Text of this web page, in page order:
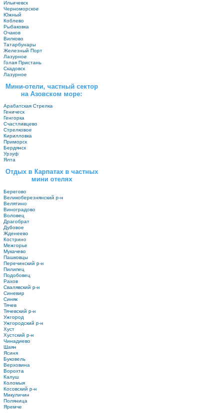
Ильичевск
Черноморское
Южный
Коблево
Рыбаковка
Очаков
Вилково
Татарбунары
Железный Порт
Лазурное
Голая Пристань
Скадовск
Лазурное
Мини-отели, частный сектор
на Азовском море:
Арабатская Стрелка
Геническ
Генгорка
Счастливцево
Стрелковое
Кирилловка
Приморск
Бердянск
Урзуф
Ялта
Отдых в Карпатах в частных
мини отелях
Берегово
Великоберезнянский р-н
Велятино
Виноградово
Воловец
Драгобрат
Дубовое
Жденеево
Кострино
Межгорье
Мукачево
Пашковцы
Перечинский р-н
Пилипец
Подобовец
Рахов
Свалявский р-н
Синевир
Синяк
Тячев
Тячевский р-н
Ужгород
Ужгородский р-н
Хуст
Хустский р-н
Чинадиево
Шаян
Ясиня
Буковель
Верховина
Ворохта
Калуш
Коломыя
Косовский р-н
Микуличин
Поляница
Яремче